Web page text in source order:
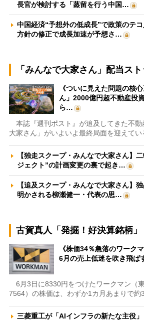
長官が検討する「蒸留を行う中国…
中国経済“予想外の低成長”で政策のテ
方針の修正で成長加速が予想さ…
「みんなで大家さん」配当ス
《ついに見えた問題の核
ん」2000億円超不動産投
ら…
本誌『週刊ポスト』が追及してきた不動
大家さん」がいよいよ最終局面を迎えて
【独走スクープ・みんなで大家さん】
ジェクト”の計画変更の裏で起き…
【追及スクープ・みんなで大家さん】
明かされる柳瀬健一・代表の思…
古賀真人「発掘！好決算銘柄」
《株価34％急落のワーク
6月の売上低迷を吹き飛
6月3日に8330円をつけたワークマン（
7564）の株価は、わずか1カ月あまりで
三菱重工が「AIインフラの新たな主役